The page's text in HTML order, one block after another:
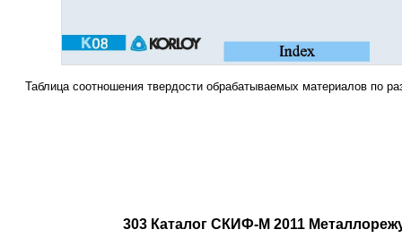
Таблица соотношения твердости обрабатываемых материалов
303 Каталог СКИФ-М 2011